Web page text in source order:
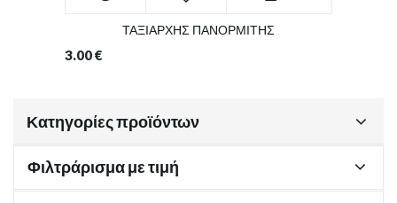
ΤΑΞΙΑΡΧΗΣ ΠΑΝΟΡΜΙΤΗΣ
3.00€
Κατηγορίες προϊόντων
Φιλτράρισμα με τιμή